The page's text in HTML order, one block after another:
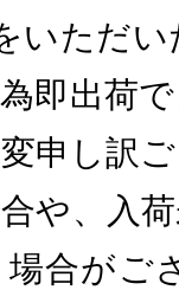
いただ
即出荷
申し訳
や、入
合がご